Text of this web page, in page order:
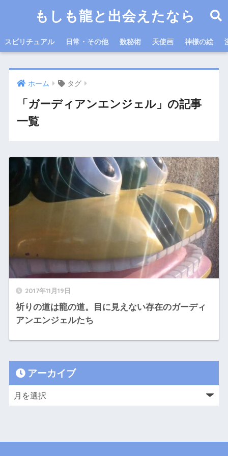
もしも龍と出会えたなら
スピリチュアル 日常・その他 数秘術 天使画 神様の絵
ホーム タグ
「ガーディアンエンジェル」の記事
一覧
2017年11月19日
祈りの道は龍の道。目に見えない存在のガーディ
アンエンジェルたち
アーカイブ